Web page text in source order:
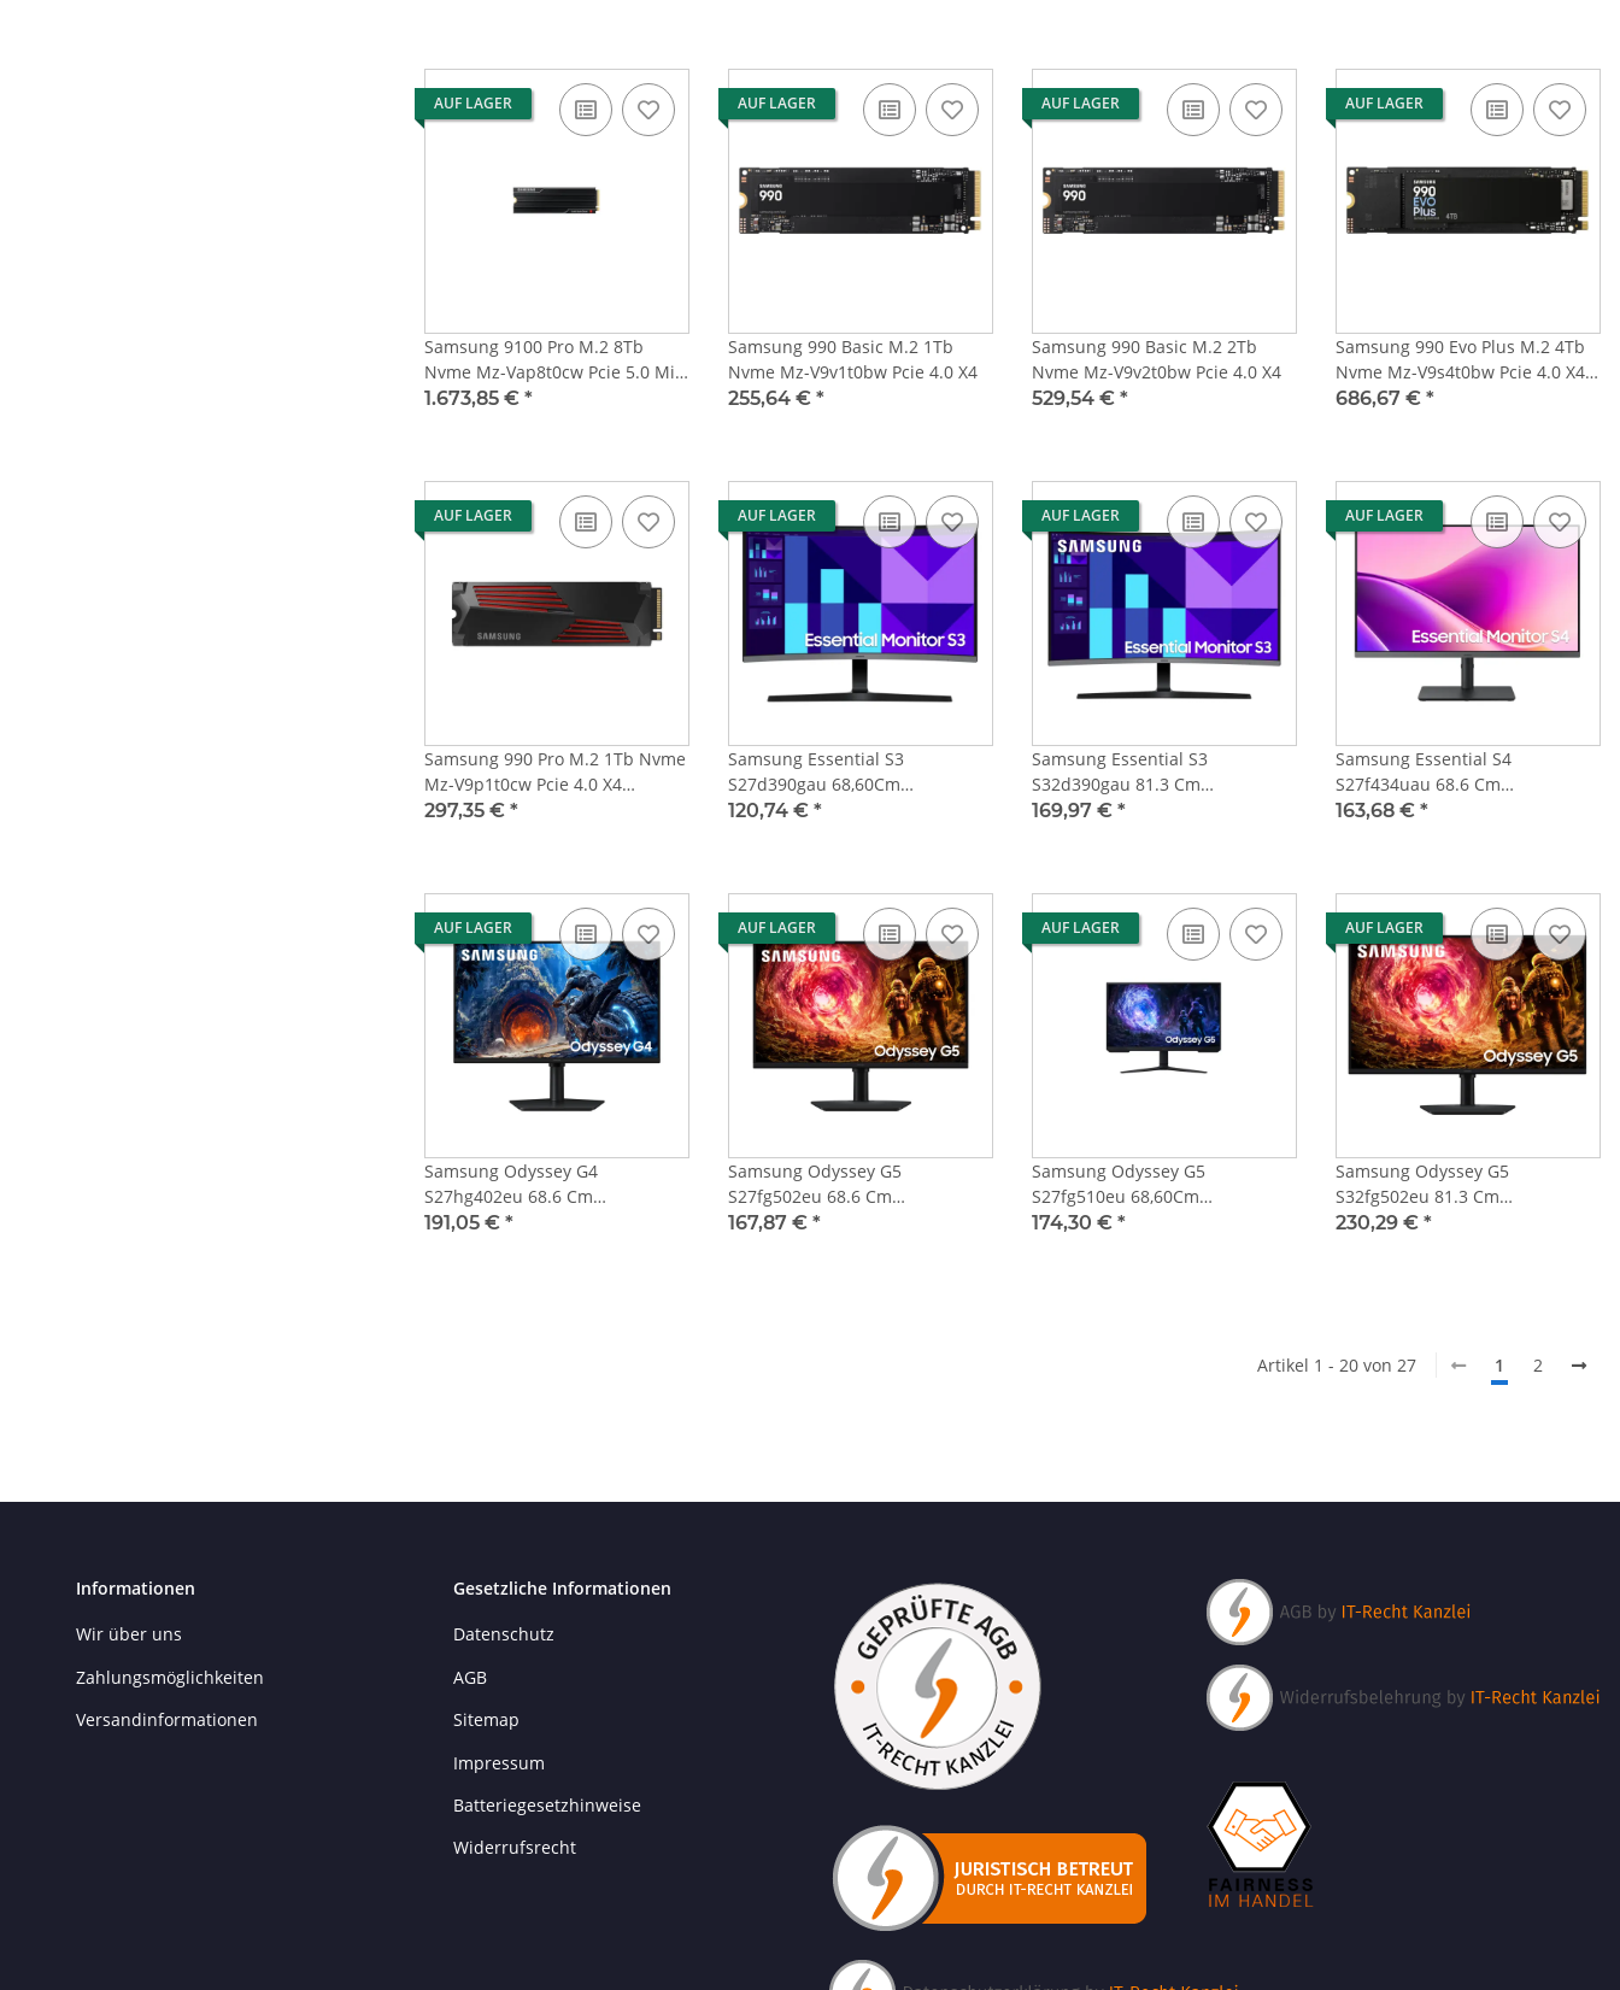
AUF LAGER
Samsung 9100 Pro M.2 8Tb
Nvme Mz-Vap8t0cw Pcie 5.0 Mit
Heatsink
1.673,85 € *
AUF LAGER
Samsung 990 Basic M.2 1Tb
Nvme Mz-V9v1t0bw Pcie 4.0 X4
255,64 € *
AUF LAGER
Samsung 990 Basic M.2 2Tb
Nvme Mz-V9v2t0bw Pcie 4.0 X4
529,54 € *
AUF LAGER
Samsung 990 Evo Plus M.2 4Tb
Nvme Mz-V9s4t0bw Pcie 4.0 X4 /
Pcie 5.0 X2
686,67 € *
AUF LAGER
Samsung 990 Pro M.2 1Tb Nvme
Mz-V9p1t0cw Pcie 4.0 X4
Heatsink
297,35 € *
AUF LAGER
Samsung Essential S3
S27d390gau 68,60Cm
Led,Hdmi,Vga,Curved
120,74 € *
AUF LAGER
Samsung Essential S3
S32d390gau 81.3 Cm
Hdmi,Vga,Curved
169,97 € *
AUF LAGER
Samsung Essential S4
S27f434uau 68.6 Cm
Hdmi,Displayport,Usb-C
163,68 € *
AUF LAGER
Samsung Odyssey G4
S27hg402eu 68.6 Cm
Hdmi,Displayport
191,05 € *
AUF LAGER
Samsung Odyssey G5
S27fg502eu 68.6 Cm
Led,Hdmi,Displayport
167,87 € *
AUF LAGER
Samsung Odyssey G5
S27fg510eu 68,60Cm
2Xhdmi,Displayport
174,30 € *
AUF LAGER
Samsung Odyssey G5
S32fg502eu 81.3 Cm
Hdmi,Displayport
230,29 € *
Artikel 1 - 20 von 27 1 2
Informationen
Wir über uns
Zahlungsmöglichkeiten
Versandinformationen
Gesetzliche Informationen
Datenschutz
AGB
Sitemap
Impressum
Batteriegesetzhinweise
Widerrufsrecht